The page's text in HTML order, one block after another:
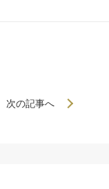
次の記事へ